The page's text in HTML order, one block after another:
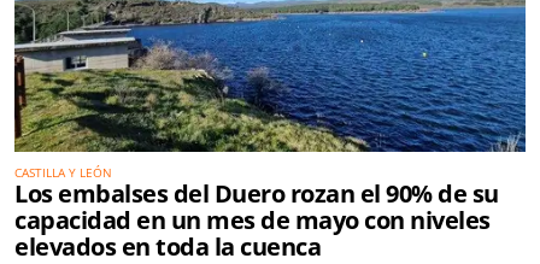
CASTILLA Y LEÓN
Los embalses del Duero rozan el 90% de su
capacidad en un mes de mayo con niveles
elevados en toda la cuenca